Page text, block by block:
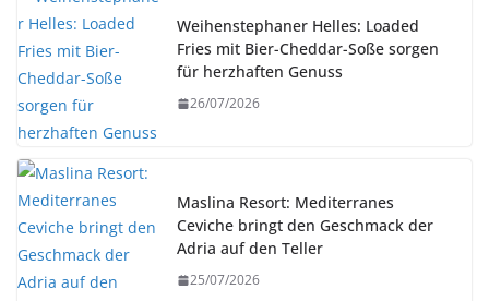
Weihenstephaner Helles: Loaded
Fries mit Bier-Cheddar-Soße sorgen
für herzhaften Genuss
26/07/2026
Maslina Resort: Mediterranes
Ceviche bringt den Geschmack der
Adria auf den Teller
25/07/2026